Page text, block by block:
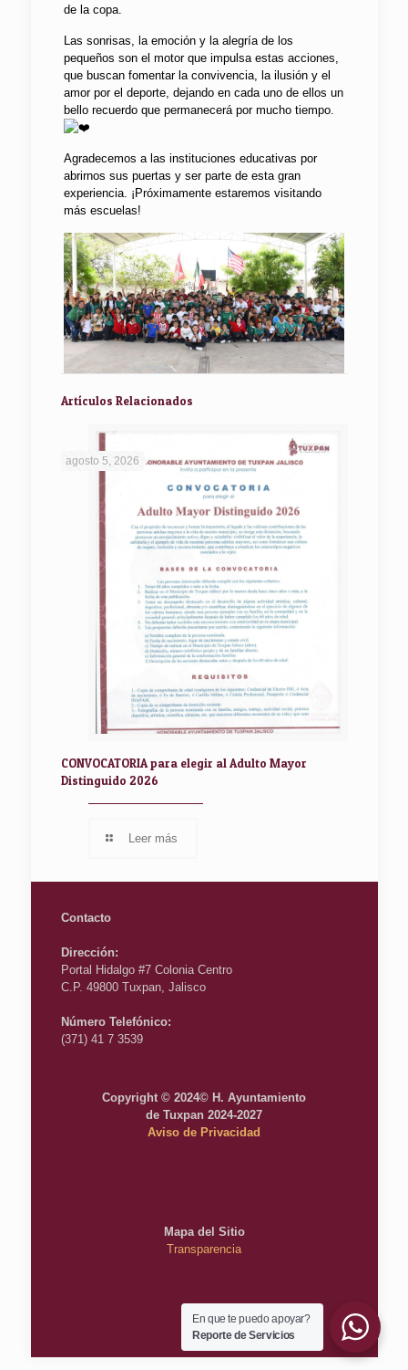
de la copa.
Las sonrisas, la emoción y la alegría de los
pequeños son el motor que impulsa estas acciones,
que buscan fomentar la convivencia, la ilusión y el
amor por el deporte, dejando en cada uno de ellos un
bello recuerdo que permanecerá por mucho tiempo.
Agradecemos a las instituciones educativas por
abrirnos sus puertas y ser parte de esta gran
experiencia. ¡Próximamente estaremos visitando
más escuelas!
Artículos Relacionados
agosto 5, 2026
CONVOCATORIA para elegir al Adulto Mayor
Distinguido 2026
Leer más
Contacto
Dirección:
Portal Hidalgo #7 Colonia Centro
C.P. 49800 Tuxpan, Jalisco
Número Telefónico:
(371) 41 7 3539
Copyright © 2024© H. Ayuntamiento
de Tuxpan 2024-2027
Aviso de Privacidad
Mapa del Sitio
Transparencia
En que te puedo apoyar?
Reporte de Servicios